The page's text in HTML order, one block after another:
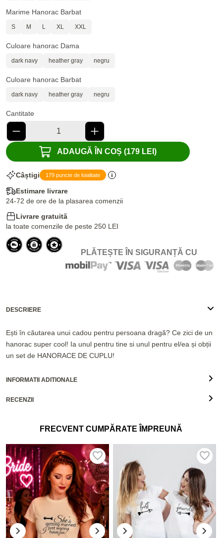
Marime Hanorac Barbat
S M L XL XXL
Culoare hanorac Dama
dark navy heather gray negru
Culoare hanorac Barbat
dark navy heather gray negru
Cantitate
ADAUGĂ ÎN COȘ (179 LEI)
Câștigi 179 puncte de loialitate
Estimare livrare
24-72 de ore de la plasarea comenzii
Livrare gratuită
la toate comenzile de peste 250 LEI
PLĂTEȘTE ÎN SIGURANȚĂ CU
DESCRIERE
Ești în căutarea unui cadou pentru persoana dragă? Ce zici de un
hanorac super cool! Ia unul pentru tine si unul pentru el/ea și obții
un set de HANORACE DE CUPLU!
INFORMATII ADITIONALE
RECENZII
FRECVENT CUMPĂRATE ÎMPREUNĂ